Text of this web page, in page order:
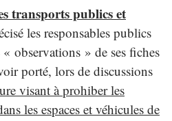
transports publics et
les responsables publics
observations » de ses fiches
porté, lors de discussions
visant à prohiber les
les espaces et véhicules de